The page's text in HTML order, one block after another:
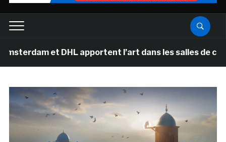
et DHL apportent l’art dans les salles de classe des